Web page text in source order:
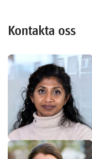
Kontakta oss